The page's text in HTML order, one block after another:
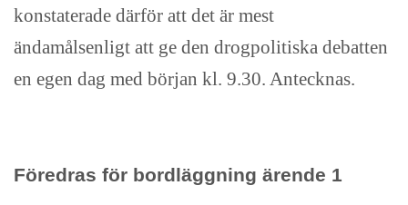
konstaterade därför att det är mest
ändamålsenligt att ge den drogpolitiska debatten
en egen dag med början kl. 9.30. Antecknas.
Föredras för bordläggning ärende 1